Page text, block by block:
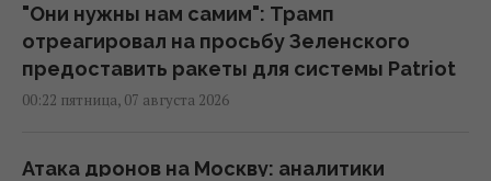
"Они нужны нам самим": Трамп
отреагировал на просьбу Зеленского
предоставить ракеты для системы Patriot
00:22 пятница, 07 августа 2026
Атака дронов на Москву: аналитики